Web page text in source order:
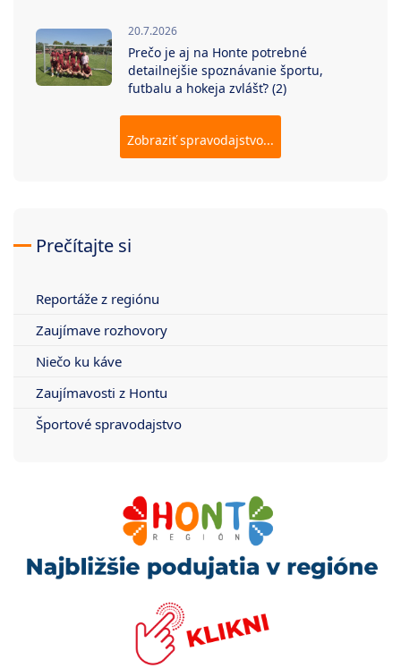
20.7.2026
Prečo je aj na Honte potrebné
detailnejšie spoznávanie športu,
futbalu a hokeja zvlášť? (2)
Zobraziť spravodajstvo...
Prečítajte si
Reportáže z regiónu
Zaujímave rozhovory
Niečo ku káve
Zaujímavosti z Hontu
Športové spravodajstvo